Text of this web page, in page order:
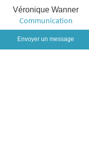
Véronique Wanner
Communication
Envoyer un message